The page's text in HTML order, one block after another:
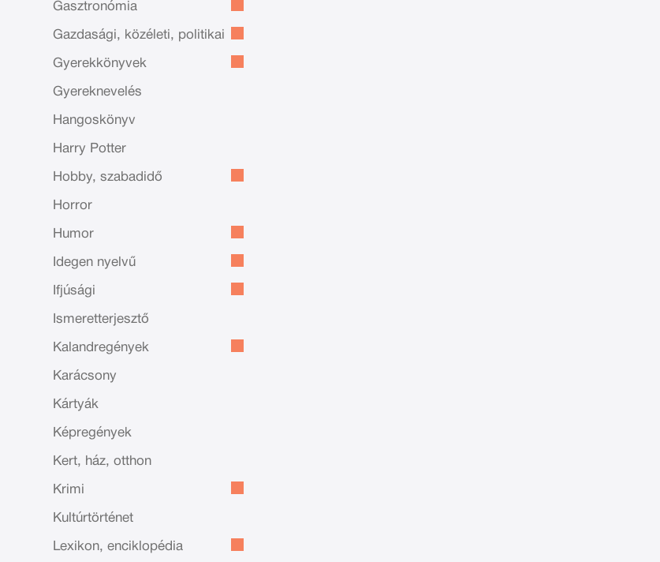
Gasztronómia
Gazdasági, közéleti, politikai
Gyerekkönyvek
Gyereknevelés
Hangoskönyv
Harry Potter
Hobby, szabadidő
Horror
Humor
Idegen nyelvű
Ifjúsági
Ismeretterjesztő
Kalandregények
Karácsony
Kártyák
Képregények
Kert, ház, otthon
Krimi
Kultúrtörténet
Lexikon, enciklopédia